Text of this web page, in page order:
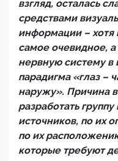
взгляд, осталась
средствами
информации – хотя
самое очевидное, а
нервную систему в
парадигма «глаз –
наружу». Причина
разработать
источников, по их
по их
которые требуют